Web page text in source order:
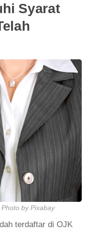
Syarat
by Pixabay
terdaftar di OJK